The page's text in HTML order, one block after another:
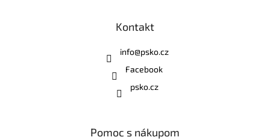
Kontakt
info@psko.cz
Facebook
psko.cz
Pomoc s nákupom